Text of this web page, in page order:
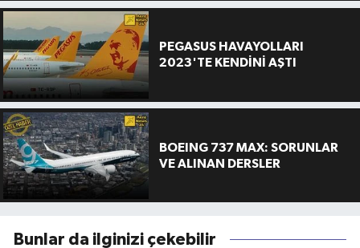
PEGASUS HAVAYOLLARI
2023'TE KENDİNİ AŞTI
BOEING 737 MAX: SORUNLAR
VE ALINAN DERSLER
Bunlar da ilginizi çekebilir